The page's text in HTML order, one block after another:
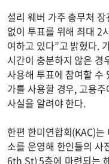
셜리 웨버 가주 총무처
없이 투표를 위해 최대 2
여하고 있다”고 밝혔다.
시간이 충분하지 않은 경
사용해 투표에 참여할 수
가를 사용할 경우, 고용
사실을 알려야 한다.
한편 한미연합회(KAC)
소를 운영해 한인들의
6th St) 5층에 마련되는